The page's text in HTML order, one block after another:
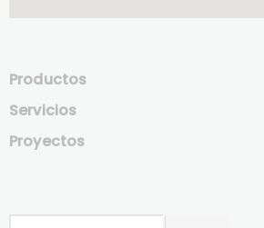
Productos
Servicios
Proyectos